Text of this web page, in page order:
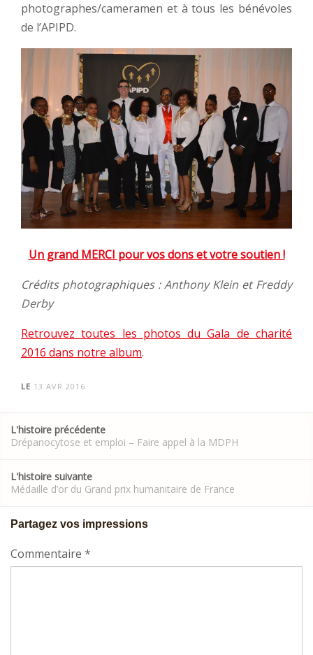
photographes/cameramen et à tous les bénévoles
de l’APIPD.
Un grand MERCI pour vos dons et votre soutien !
Crédits photographiques : Anthony Klein et Freddy
Derby
Retrouvez toutes les photos du Gala de charité
2016 dans notre album.
LE 13 AVR 2016
navigation
L'histoire précédente
Drépanocytose et emploi – Faire appel à la MDPH
L'histoire suivante
Médaille d’or du Grand prix humanitaire de France
Partagez vos impressions
Commentaire *